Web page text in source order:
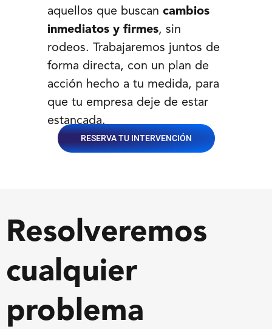
aquellos que buscancambios
inmediatos y firmes, sin
rodeos. Trabajaremos juntos de
forma directa, con un plan de
acción hecho a tu medida, para
que tu empresa deje de estar
estancada.
RESERVA TU INTERVENCIÓN
Resolveremos
cualquier
problema